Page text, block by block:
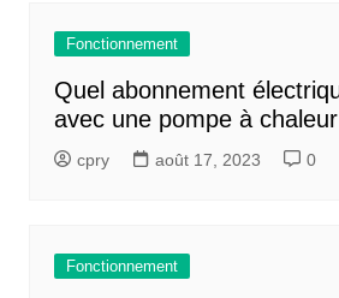
Fonctionnement
Quel abonnement
avec une pompe à
cpry août 17, 2023 0
Fonctionnement